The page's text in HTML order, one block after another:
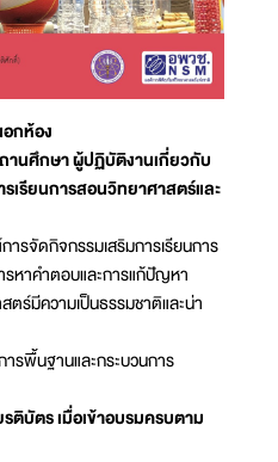
กห้อง
านศึกษา ผู้ปฏิบัติงานเกี่ยวกับ
รียนการสอนวิทยาศาสตร์และ
รจัดกิจกรรมเสริมการเรียนการ
หาคำตอบและการแก้ปัญหา
ตร์มีความเป็นธรรมชาติและน่า
ารพื้นฐานและกระบวนการ
ติบัตร เมื่อเข้าอบรมครบตาม